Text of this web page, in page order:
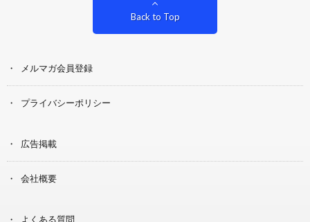
Back to Top
メルマガ会員登録
プライバシーポリシー
広告掲載
会社概要
よくある質問